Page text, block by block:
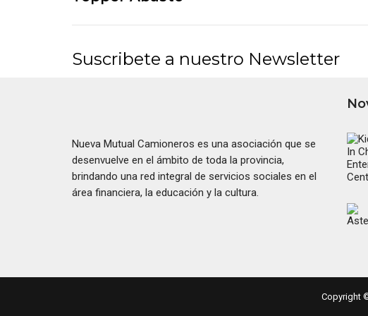
Suscribete a nuestro Newsletter
Nueva Mutual Camioneros es una asociación que se
desenvuelve en el ámbito de toda la provincia,
brindando una red integral de servicios sociales en el
área financiera, la educación y la cultura.
Copyright